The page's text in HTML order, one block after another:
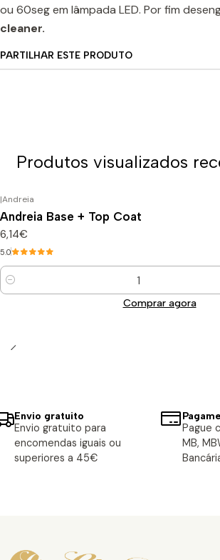
ou 60seg em lâmpada LED. Por fim
cleaner.
PARTILHAR ESTE PRODUTO
Produtos visualizados
|Andreia
Andreia Base + Top Coat
6,14€
5.0
Quantidade
Comprar agora
Envio gratuito
Envio gratuito para
encomendas iguais ou
superiores a 45€
Pague
MB,